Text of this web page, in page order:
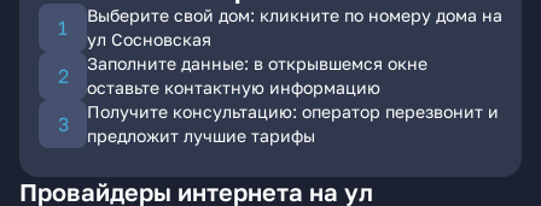
Выберите свой дом: кликните по номеру дома на
ул Сосновская
Заполните данные: в открывшемся окне
оставьте контактную информацию
Получите консультацию: оператор перезвонит и
предложит лучшие тарифы
Провайдеры интернета на ул